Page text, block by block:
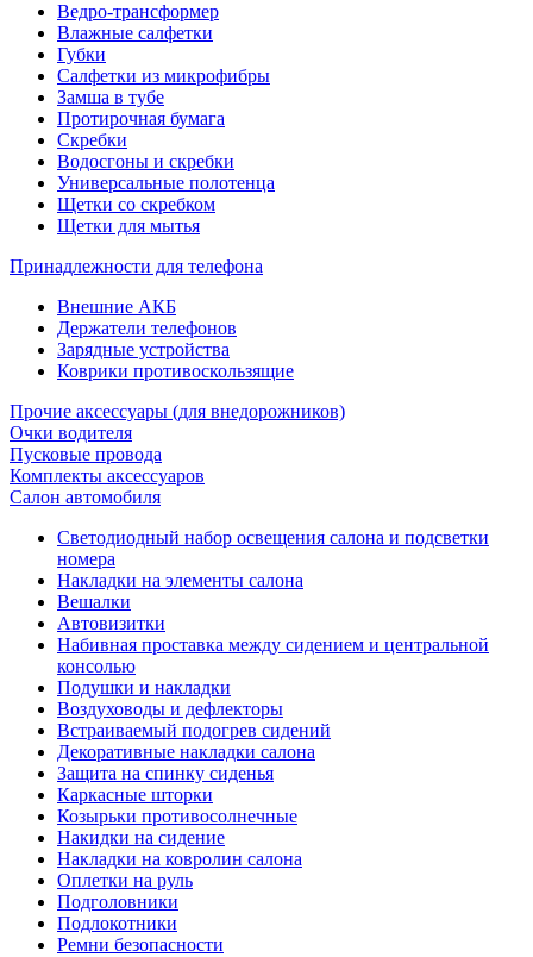
Ведро-трансформер
Влажные салфетки
Губки
Салфетки из микрофибры
Замша в тубе
Протирочная бумага
Скребки
Водосгоны и скребки
Универсальные полотенца
Щетки со скребком
Щетки для мытья
Принадлежности для телефона
Внешние АКБ
Держатели телефонов
Зарядные устройства
Коврики противоскользящие
Прочие аксессуары (для внедорожников)
Очки водителя
Пусковые провода
Комплекты аксессуаров
Салон автомобиля
Светодиодный набор освещения салона и подсветки
номера
Накладки на элементы салона
Вешалки
Автовизитки
Набивная проставка между сидением и центральной
консолью
Подушки и накладки
Воздуховоды и дефлекторы
Встраиваемый подогрев сидений
Декоративные накладки салона
Защита на спинку сиденья
Каркасные шторки
Козырьки противосолнечные
Накидки на сидение
Накладки на ковролин салона
Оплетки на руль
Подголовники
Подлокотники
Ремни безопасности